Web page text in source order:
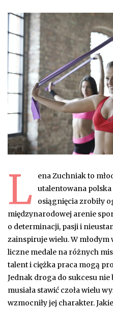
L
ena Zuchniak to
utalentowana
osiągnięcia zrobiły
międzynarodowej arenie
o determinacji, pasji i
zainspiruje wielu. W młodym
liczne medale na różnych
talent i ciężka praca mogą
Jednak droga do sukcesu nie
musiała stawić czoła wielu
wzmocniły jej charakter.